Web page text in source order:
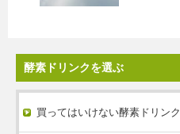
酵素ドリンクを選ぶ
買ってはいけない酵素ドリンク